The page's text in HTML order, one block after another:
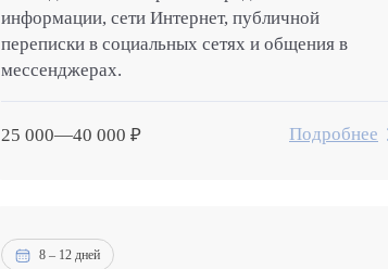
информации, сети Интернет, публичной
переписки в социальных сетях и общения в
мессенджерах.
25 000—40 000 ₽ Подробнее
8 – 12 дней